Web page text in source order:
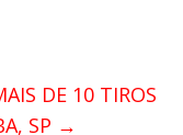
DE 10 TIROS
SP →